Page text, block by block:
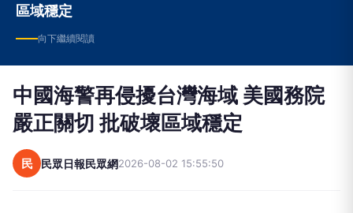
區域穩定
向下繼續閱讀
中國海警再侵擾台灣海域 美國務院
嚴正關切 批破壞區域穩定
民 民眾日報民眾網2026-08-02 15:55:50